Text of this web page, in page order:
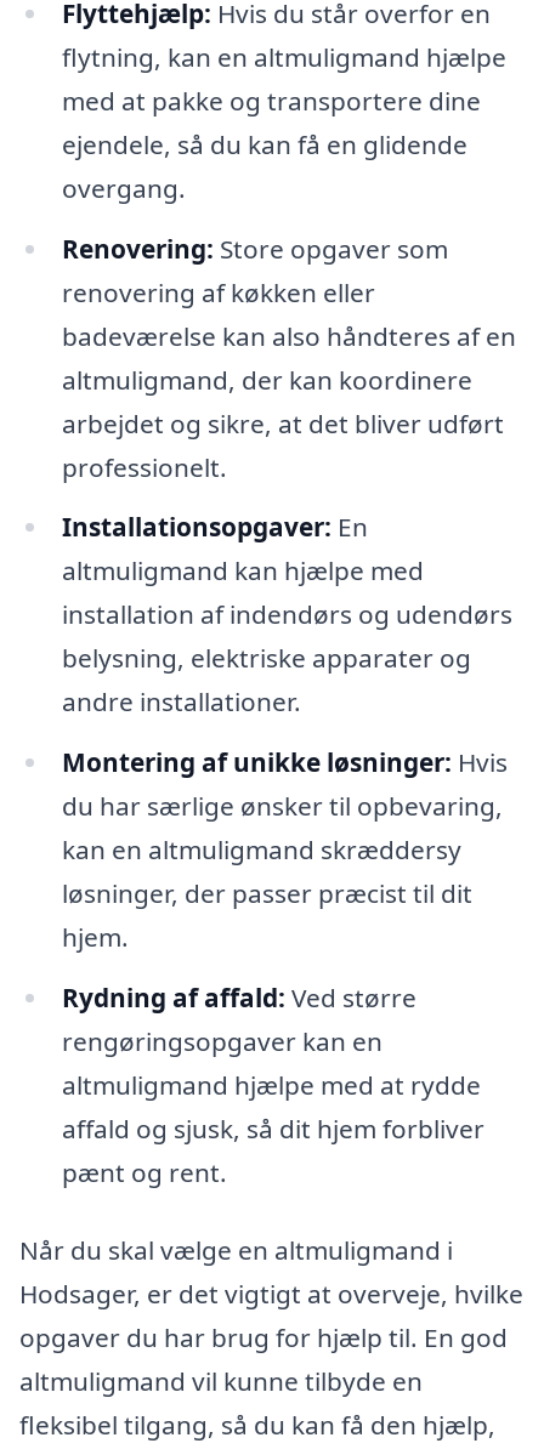
Flyttehjælp: Hvis du står overfor en
flytning, kan en altmuligmand hjælpe
med at pakke og transportere dine
ejendele, så du kan få en glidende
overgang.
Renovering: Store opgaver som
renovering af køkken eller
badeværelse kan also håndteres af en
altmuligmand, der kan koordinere
arbejdet og sikre, at det bliver udført
professionelt.
Installationsopgaver: En
altmuligmand kan hjælpe med
installation af indendørs og udendørs
belysning, elektriske apparater og
andre installationer.
Montering af unikke løsninger: Hvis
du har særlige ønsker til opbevaring,
kan en altmuligmand skræddersy
løsninger, der passer præcist til dit
hjem.
Rydning af affald: Ved større
rengøringsopgaver kan en
altmuligmand hjælpe med at rydde
affald og sjusk, så dit hjem forbliver
pænt og rent.
Når du skal vælge en altmuligmand i
Hodsager, er det vigtigt at overveje, hvilke
opgaver du har brug for hjælp til. En god
altmuligmand vil kunne tilbyde en
fleksibel tilgang, så du kan få den hjælp,